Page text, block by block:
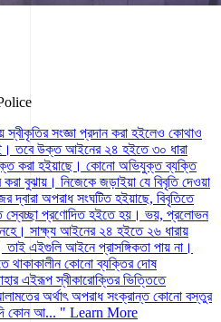
সংজ্ঞা প্রদান করা হইলেও কোথাও
তবে উক্ত আইনের ২৪ হইতে ৩০ ধারা
করা হইয়াছে। কোনো অভিযুক্ত ব্যক্তি
বুঝায়। নিজেকে জড়াইয়া যে বিবৃতি দেওয়া
অপরাধ সংঘটিত হইয়াছে, বিবৃতিতে
স্বেচ্ছা প্রণোদিত হইতে হয়। ভয়, প্রলোভন
নহে। সাক্ষ্য আইনের ২৪ হইতে ২৬ ধারায়
তাই এইগুলি আইনে প্রাসঙ্গিকতা পায় না।
থাকাকালীন কোনো ব্যক্তির দোষ
এইরূপ স্বীকারোক্তির ভিত্তিতে
অর্থাৎ অপরাধ সংক্রান্ত কোনো বস্তুর
কোন আ... " Learn More